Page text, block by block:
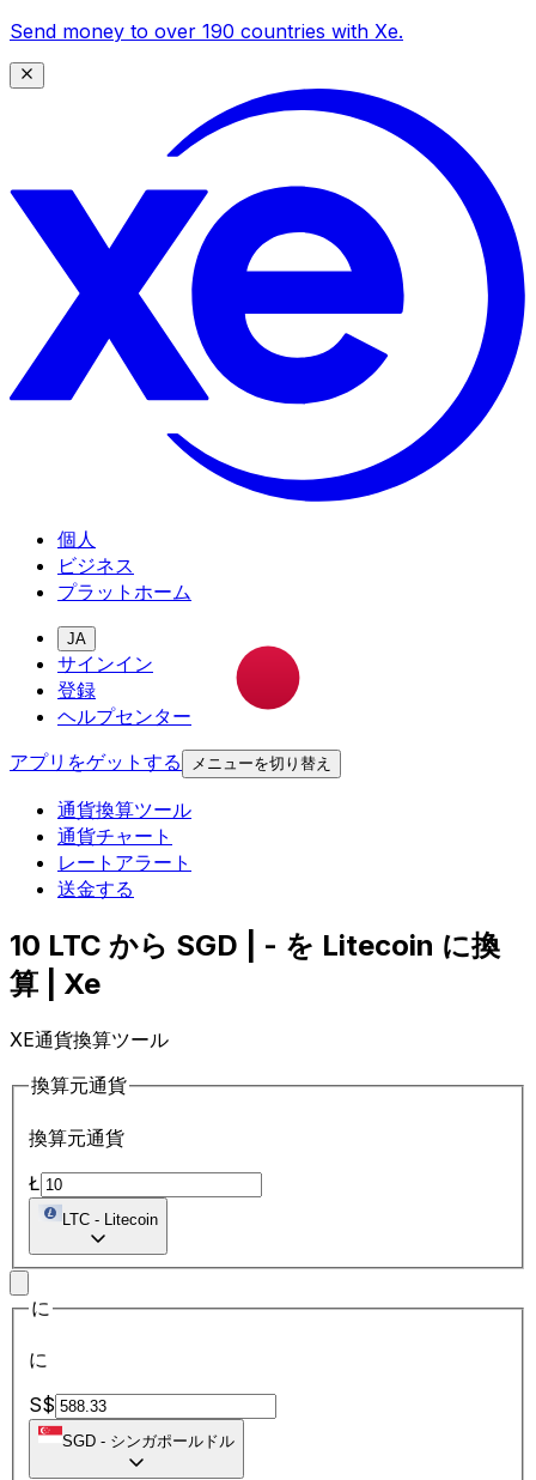
Send money to over 190 countries with Xe.
個人
ビジネス
プラットホーム
JA
サインイン
登録
ヘルプセンター
アプリをゲットする
メニューを切り替え
通貨換算ツール
通貨チャート
レートアラート
送金する
10 LTC から SGD | - を Litecoin に換
算 | Xe
XE通貨換算ツール
換算元通貨
換算元通貨
Ł
LTC - Litecoin
に
に
S$
SGD - シンガポールドル